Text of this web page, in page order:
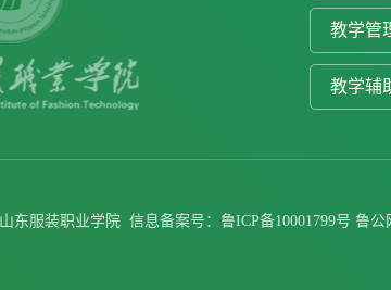
教学管
教学辅
东服装职业学院 信息备案号： 鲁ICP备10001799号 鲁公